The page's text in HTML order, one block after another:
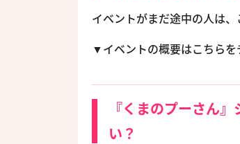
イベントがまだ途中の人は
▼イベントの概要はこちらを
『くまのプーさん
い？